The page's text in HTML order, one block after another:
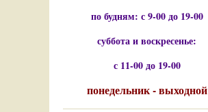
по будням: с 9-00 до 19-00
суббота и воскресенье:
с 11-00 до 19-00
понедельник - выходной